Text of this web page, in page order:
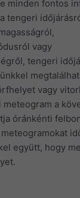
minden fontos
tengeri
vagy
tengeri
vagy
meteogram a
óránkénti
meteogramokat
együtt, hogy